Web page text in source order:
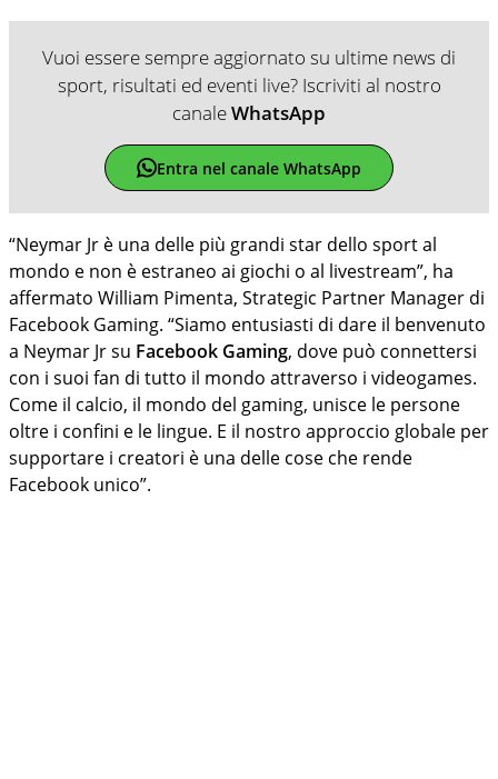
Vuoi essere sempre aggiornato su ultime news di
sport, risultati ed eventi live? Iscriviti al nostro
canaleWhatsApp
Entra nel canale WhatsApp
“Neymar Jr è una delle più grandi star dello sport al
mondo e non è estraneo ai giochi o al livestream”, ha
affermato William Pimenta, Strategic Partner Manager di
Facebook Gaming. “Siamo entusiasti di dare il benvenuto
a Neymar Jr su Facebook Gaming, dove può connettersi
con i suoi fan di tutto il mondo attraverso i videogames.
Come il calcio, il mondo del gaming, unisce le persone
oltre i confini e le lingue. E il nostro approccio globale per
supportare i creatori è una delle cose che rende
Facebook unico”.